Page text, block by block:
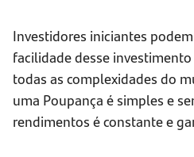
Investidores iniciantes
facilidade desse
todas as complexidades do
uma Poupança é simples e
rendimentos é constante e